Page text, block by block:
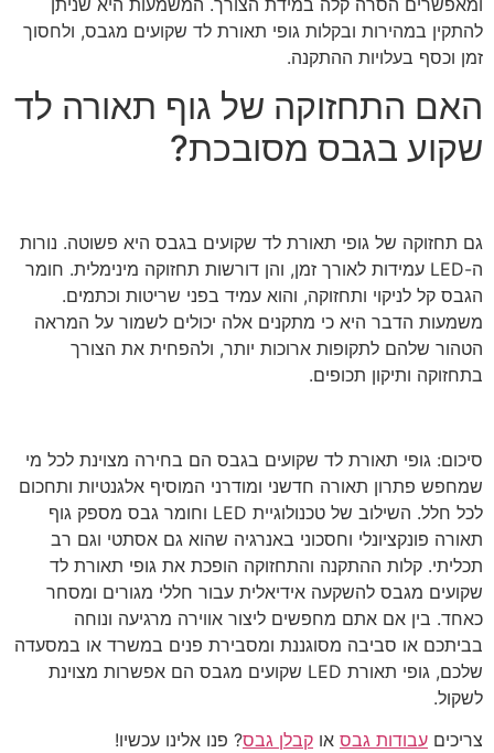
להתקין במהירות ובקלות גופי תאורת לד שקועים מגבס, ולחסוך
זמן וכסף בעלויות ההתקנה.
האם התחזוקה של גוף תאורה לד
שקוע בגבס מסובכת?
גם תחזוקה של גופי תאורת לד שקועים בגבס היא פשוטה. נורות
ה-LED עמידות לאורך זמן, והן דורשות תחזוקה מינימלית. חומר
הגבס קל לניקוי ותחזוקה, והוא עמיד בפני שריטות וכתמים.
משמעות הדבר היא כי מתקנים אלה יכולים לשמור על המראה
הטהור שלהם לתקופות ארוכות יותר, ולהפחית את הצורך
בתחזוקה ותיקון תכופים.
סיכום: גופי תאורת לד שקועים בגבס הם בחירה מצוינת לכל מי
שמחפש פתרון תאורה חדשני ומודרני המוסיף אלגנטיות ותחכום
לכל חלל. השילוב של טכנולוגיית LED וחומר גבס מספק גוף
תאורה פונקציונלי וחסכוני באנרגיה שהוא גם אסתטי וגם רב
תכליתי. קלות ההתקנה והתחזוקה הופכת את גופי תאורת לד
שקועים מגבס להשקעה אידיאלית עבור חללי מגורים ומסחר
כאחד. בין אם אתם מחפשים ליצור אווירה מרגיעה ונוחה
בביתכם או סביבה מסוגננת ומסבירת פנים במשרד או במסעדה
שלכם, גופי תאורת LED שקועים מגבס הם אפשרות מצוינת
לשקול.
צריכים עבודות גבס או קבלן גבס? פנו אלינו עכשיו!